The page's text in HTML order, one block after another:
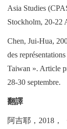
Asia Studies
Stockholm, 20-22
Chen, Jui-Hua,
des
Taiwan ». Article
28-30 septembre.
翻譯
阿吉耶， 2018 ，